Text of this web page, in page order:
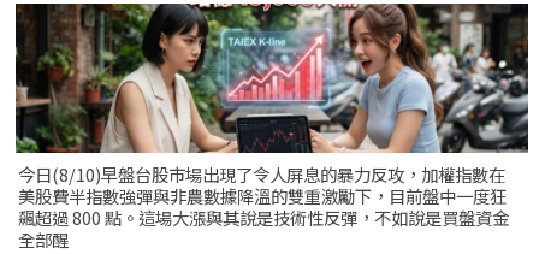
今日(8/10)早盤台股市場出現了令人屏息的暴力反攻，加權指數在
美股費半指數強彈與非農數據降溫的雙重激勵下，目前盤中一度狂
飆超過 800 點。這場大漲與其說是技術性反彈，不如說是買盤資金
全部醒